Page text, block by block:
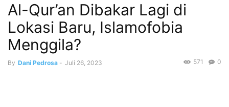
Al-Qur’an Dibakar Lagi di
Lokasi Baru, Islamofobia
Menggila?
By Dani Pedrosa - Juli 26, 2023 0
571